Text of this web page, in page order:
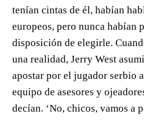
tenían cintas de él, habían
europeos, pero nunca habían
disposición de elegirle.
una realidad, Jerry West
apostar por el jugador serbio
equipo de asesores y
decían. ‘No, chicos, vamos a